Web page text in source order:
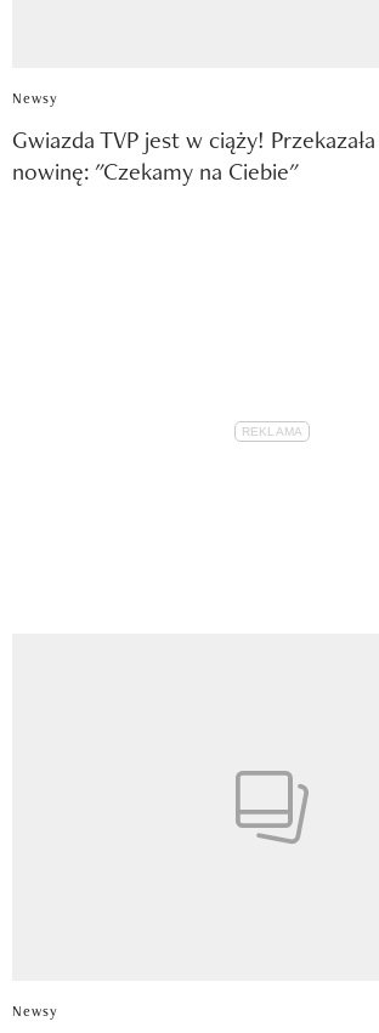
Newsy
Gwiazda TVP jest w ciąży!
nowinę: "Czekamy na Ciebie"
Newsy